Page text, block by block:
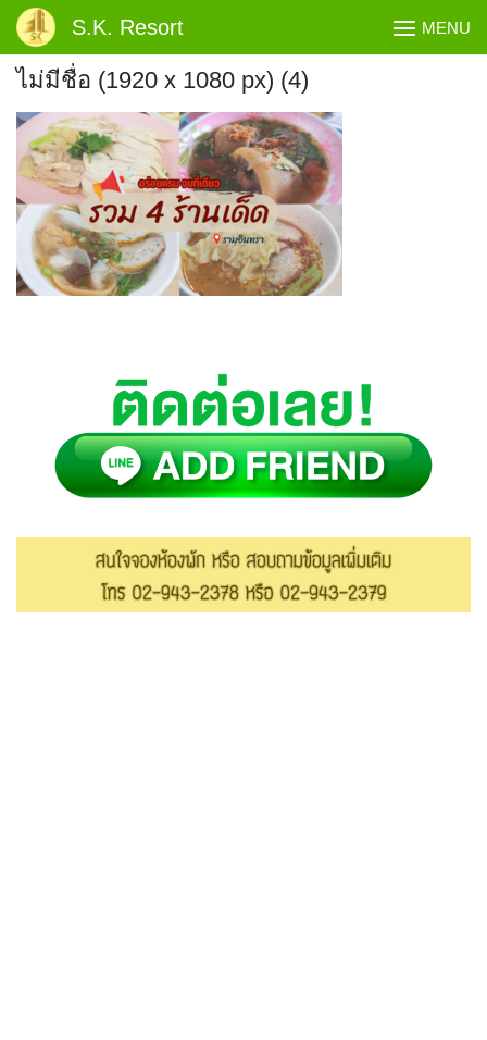
Skip
content
S.K. Resort MENU
ไม่มีชื่อ (1920 x 1080 px) (4)